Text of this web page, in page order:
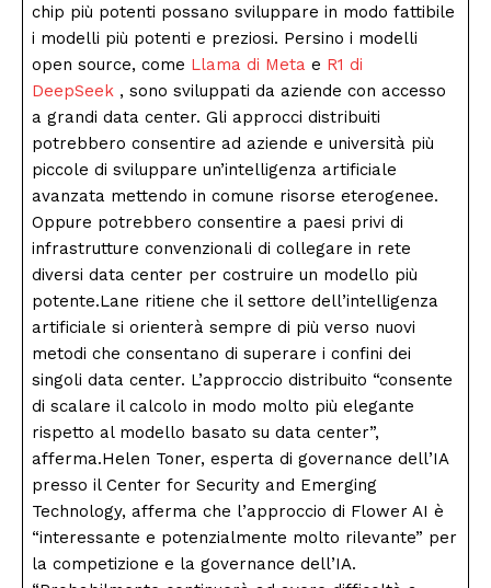
chip più potenti possano sviluppare in modo fattibile
i modelli più potenti e preziosi. Persino i modelli
open source, come Llama di Meta e R1 di
DeepSeek , sono sviluppati da aziende con accesso
a grandi data center. Gli approcci distribuiti
potrebbero consentire ad aziende e università più
piccole di sviluppare un’intelligenza artificiale
avanzata mettendo in comune risorse eterogenee.
Oppure potrebbero consentire a paesi privi di
infrastrutture convenzionali di collegare in rete
diversi data center per costruire un modello più
potente.Lane ritiene che il settore dell’intelligenza
artificiale si orienterà sempre di più verso nuovi
metodi che consentano di superare i confini dei
singoli data center. L’approccio distribuito “consente
di scalare il calcolo in modo molto più elegante
rispetto al modello basato su data center”,
afferma.Helen Toner, esperta di governance dell’IA
presso il Center for Security and Emerging
Technology, afferma che l’approccio di Flower AI è
“interessante e potenzialmente molto rilevante” per
la competizione e la governance dell’IA.